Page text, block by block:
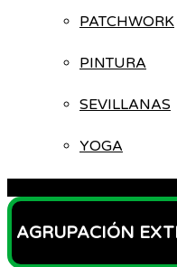
PATCHWORK
PINTURA
SEVILLANAS
YOGA
AGRUPACIÓN